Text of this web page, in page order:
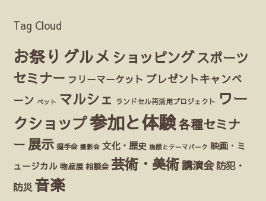
Tag Cloud
お祭り グルメ ショッピングスポーツ
セミナー フリーマーケット プレゼントキャンペ
ーン ペット マルシェ ランドセル再活用プロジェクト ワー
クショップ参加と体験各種セミナ
ー 展示 握手会 撮影会 文化・歴史 施設とテーマパーク 映画・ミ
ュージカル 物産展 相談会 芸術・美術 講演会 防犯・
防災 音楽